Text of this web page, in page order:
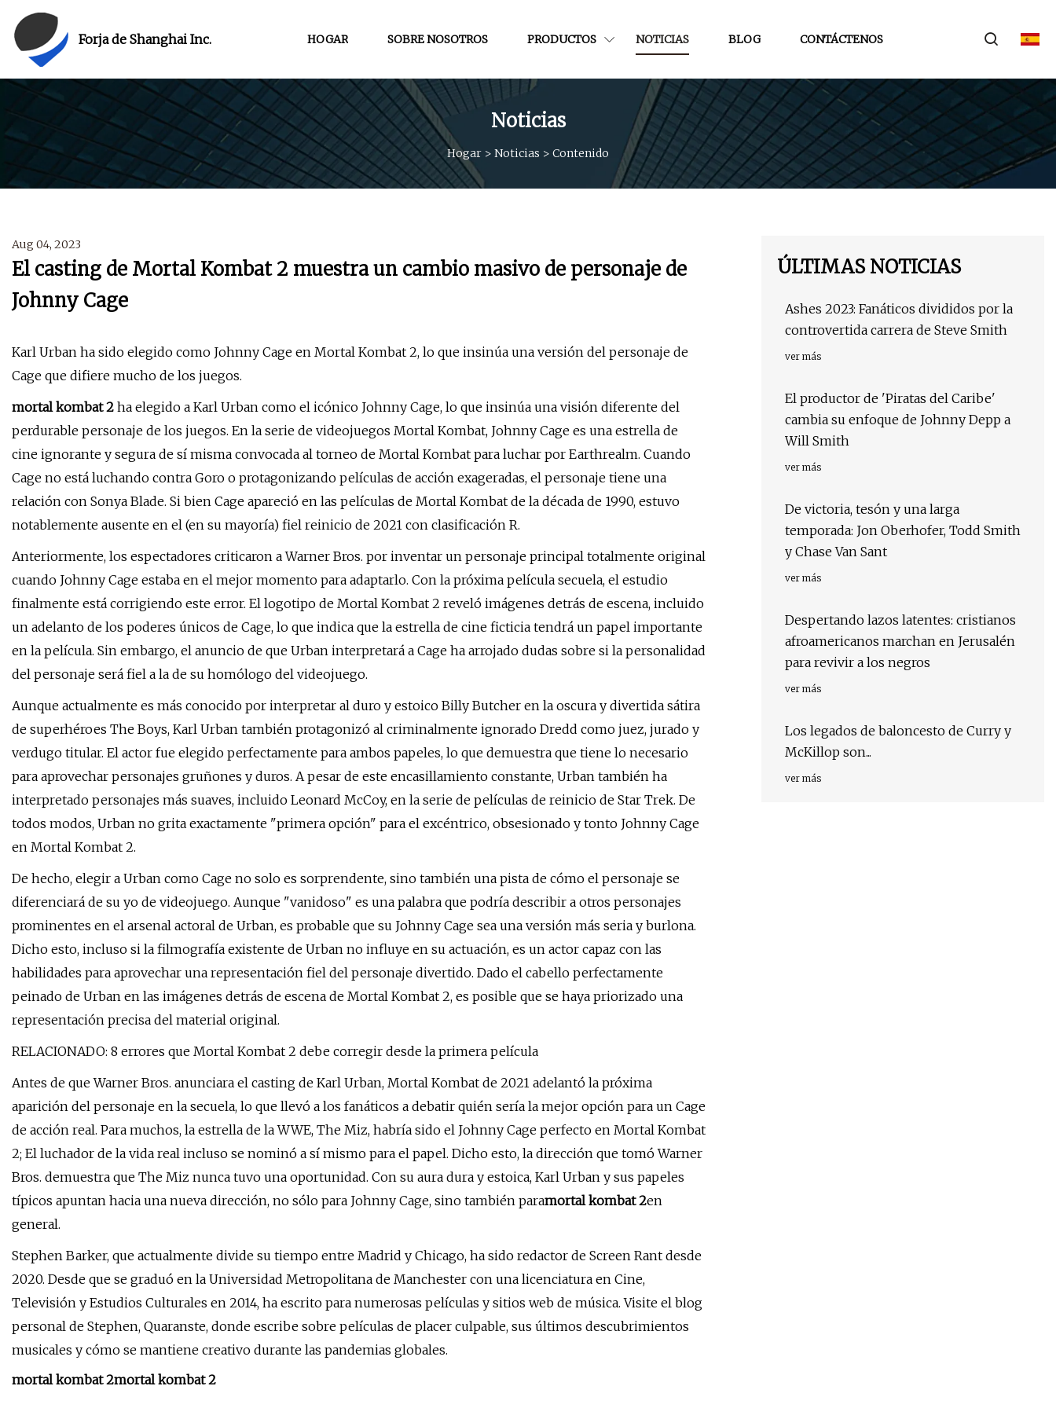
Forja de Shanghai Inc. HOGAR SOBRE NOSOTROS PRODUCTOS NOTICIAS BLOG CONTÁCTENOS
Noticias
Hogar > Noticias > Contenido
Aug 04, 2023
El casting de Mortal Kombat 2 muestra un cambio masivo de personaje de
Johnny Cage
Karl Urban ha sido elegido como Johnny Cage en Mortal Kombat 2, lo que insinúa una versión del personaje de
Cage que difiere mucho de los juegos.
mortal kombat 2 ha elegido a Karl Urban como el icónico Johnny Cage, lo que insinúa una visión diferente del
perdurable personaje de los juegos. En la serie de videojuegos Mortal Kombat, Johnny Cage es una estrella de
cine ignorante y segura de sí misma convocada al torneo de Mortal Kombat para luchar por Earthrealm. Cuando
Cage no está luchando contra Goro o protagonizando películas de acción exageradas, el personaje tiene una
relación con Sonya Blade. Si bien Cage apareció en las películas de Mortal Kombat de la década de 1990, estuvo
notablemente ausente en el (en su mayoría) fiel reinicio de 2021 con clasificación R.
Anteriormente, los espectadores criticaron a Warner Bros. por inventar un personaje principal totalmente original
cuando Johnny Cage estaba en el mejor momento para adaptarlo. Con la próxima película secuela, el estudio
finalmente está corrigiendo este error. El logotipo de Mortal Kombat 2 reveló imágenes detrás de escena, incluido
un adelanto de los poderes únicos de Cage, lo que indica que la estrella de cine ficticia tendrá un papel importante
en la película. Sin embargo, el anuncio de que Urban interpretará a Cage ha arrojado dudas sobre si la personalidad
del personaje será fiel a la de su homólogo del videojuego.
Aunque actualmente es más conocido por interpretar al duro y estoico Billy Butcher en la oscura y divertida sátira
de superhéroes The Boys, Karl Urban también protagonizó al criminalmente ignorado Dredd como juez, jurado y
verdugo titular. El actor fue elegido perfectamente para ambos papeles, lo que demuestra que tiene lo necesario
para aprovechar personajes gruñones y duros. A pesar de este encasillamiento constante, Urban también ha
interpretado personajes más suaves, incluido Leonard McCoy, en la serie de películas de reinicio de Star Trek. De
todos modos, Urban no grita exactamente "primera opción" para el excéntrico, obsesionado y tonto Johnny Cage
en Mortal Kombat 2.
De hecho, elegir a Urban como Cage no solo es sorprendente, sino también una pista de cómo el personaje se
diferenciará de su yo de videojuego. Aunque "vanidoso" es una palabra que podría describir a otros personajes
prominentes en el arsenal actoral de Urban, es probable que su Johnny Cage sea una versión más seria y burlona.
Dicho esto, incluso si la filmografía existente de Urban no influye en su actuación, es un actor capaz con las
habilidades para aprovechar una representación fiel del personaje divertido. Dado el cabello perfectamente
peinado de Urban en las imágenes detrás de escena de Mortal Kombat 2, es posible que se haya priorizado una
representación precisa del material original.
RELACIONADO: 8 errores que Mortal Kombat 2 debe corregir desde la primera película
Antes de que Warner Bros. anunciara el casting de Karl Urban, Mortal Kombat de 2021 adelantó la próxima
aparición del personaje en la secuela, lo que llevó a los fanáticos a debatir quién sería la mejor opción para un Cage
de acción real. Para muchos, la estrella de la WWE, The Miz, habría sido el Johnny Cage perfecto en Mortal Kombat
2; El luchador de la vida real incluso se nominó a sí mismo para el papel. Dicho esto, la dirección que tomó Warner
Bros. demuestra que The Miz nunca tuvo una oportunidad. Con su aura dura y estoica, Karl Urban y sus papeles
típicos apuntan hacia una nueva dirección, no sólo para Johnny Cage, sino también paramortal kombat 2en
general.
Stephen Barker, que actualmente divide su tiempo entre Madrid y Chicago, ha sido redactor de Screen Rant desde
2020. Desde que se graduó en la Universidad Metropolitana de Manchester con una licenciatura en Cine,
Televisión y Estudios Culturales en 2014, ha escrito para numerosas películas y sitios web de música. Visite el blog
personal de Stephen, Quaranste, donde escribe sobre películas de placer culpable, sus últimos descubrimientos
musicales y cómo se mantiene creativo durante las pandemias globales.
mortal kombat 2mortal kombat 2
ÚLTIMAS NOTICIAS
Ashes 2023: Fanáticos divididos por la
controvertida carrera de Steve Smith
ver más
El productor de 'Piratas del Caribe'
cambia su enfoque de Johnny Depp a
Will Smith
ver más
De victoria, tesón y una larga
temporada: Jon Oberhofer, Todd Smith
y Chase Van Sant
ver más
Despertando lazos latentes: cristianos
afroamericanos marchan en Jerusalén
para revivir a los negros
ver más
Los legados de baloncesto de Curry y
McKillop son...
ver más